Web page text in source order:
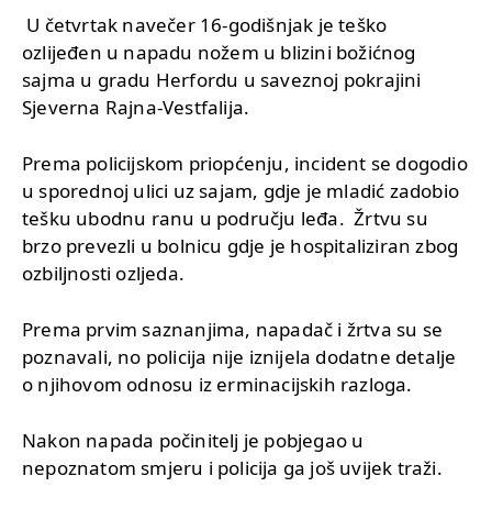
U četvrtak navečer 16-godišnjak je teško
ozlijeđen u napadu nožem u blizini božićnog
sajma u gradu Herfordu u saveznoj pokrajini
Sjeverna Rajna-Vestfalija.
Prema policijskom priopćenju, incident se dogodio
u sporednoj ulici uz sajam, gdje je mladić zadobio
tešku ubodnu ranu u području leđa. Žrtvu su
brzo prevezli u bolnicu gdje je hospitaliziran zbog
ozbiljnosti ozljeda.
Prema prvim saznanjima, napadač i žrtva su se
poznavali, no policija nije iznijela dodatne detalje
o njihovom odnosu iz erminacijskih razloga.
Nakon napada počinitelj je pobjegao u
nepoznatom smjeru i policija ga još uvijek traži.